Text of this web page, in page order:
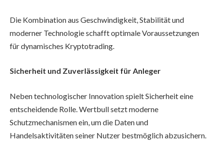
Die Kombination aus Geschwindigkeit, Stabilität und
moderner Technologie schafft optimale Voraussetzungen
für dynamisches Kryptotrading.
Sicherheit und Zuverlässigkeit für Anleger
Neben technologischer Innovation spielt Sicherheit eine
entscheidende Rolle. Wertbull setzt moderne
Schutzmechanismen ein, um die Daten und
Handelsaktivitäten seiner Nutzer bestmöglich abzusichern.